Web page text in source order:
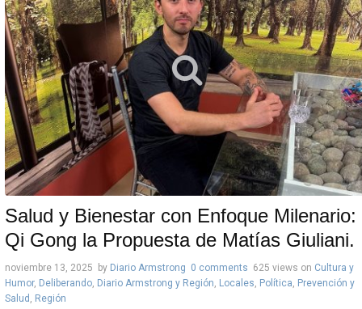
Salud y Bienestar con Enfoque Milenario:
Qi Gong la Propuesta de Matías Giuliani.
noviembre 13, 2025 by Diario Armstrong 0 comments 625 views on Cultura y
Humor, Deliberando, Diario Armstrong y Región, Locales, Política, Prevención y
Salud , Región